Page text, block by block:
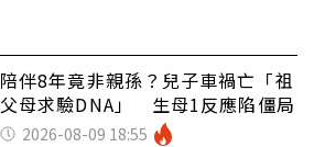
陪伴8年竟非親孫？兒子車禍亡「祖
父母求驗DNA」 生母1反應陷僵局
2026-08-09 18:55